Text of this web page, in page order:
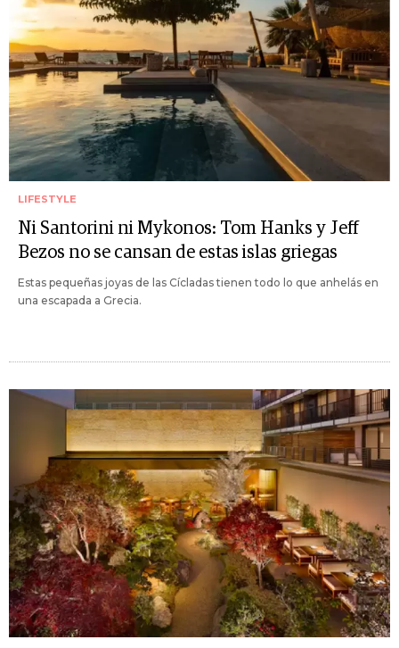
LIFESTYLE
Ni Santorini ni Mykonos: Tom Hanks y Jeff
Bezos no se cansan de estas islas griegas
Estas pequeñas joyas de las Cícladas tienen todo lo que anhelás en
una escapada a Grecia.